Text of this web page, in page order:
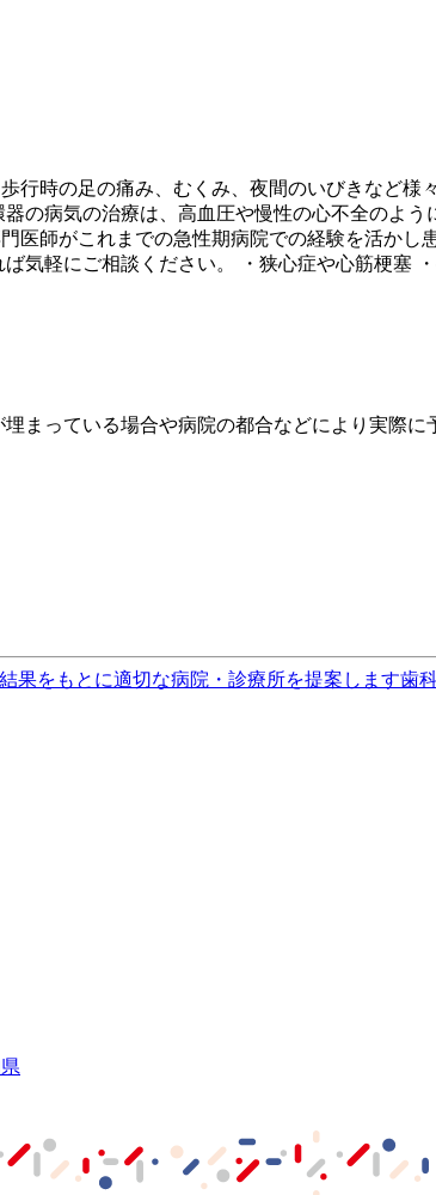
行時の足の痛み、むくみ、夜間のいびきなど
の病気の治療は、高血圧や慢性の心不全のよ
医師がこれまでの急性期病院での経験を活か
気軽にご相談ください。 ・狭心症や心筋梗塞
まっている場合や病院の都合などにより実際
果をもとに適切な病院・診療所を提案します歯